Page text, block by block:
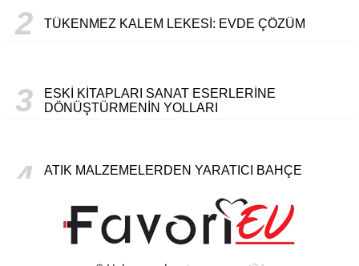
2 TÜKENMEZ KALEM LEKESI: EVDE ÇÖZÜM
3
ESKI KITAPLARI SANAT ESERLERINE
DÖNÜŞTÜRMENIN YOLLARI
4
ATIK MALZEMELERDEN YARATICI BAHÇE
KOLAY GERI DÖNÜŞÜM PROJELERIYLE EVINIZI
YENILEME